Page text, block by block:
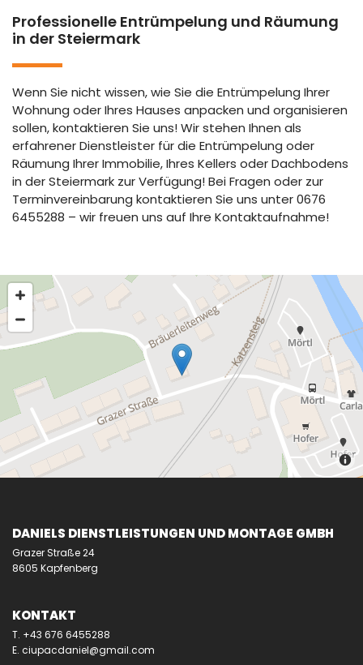
Professionelle Entrümpelung und Räumung
in der Steiermark
Wenn Sie nicht wissen, wie Sie die Entrümpelung Ihrer
Wohnung oder Ihres Hauses anpacken und organisieren
sollen, kontaktieren Sie uns! Wir stehen Ihnen als
erfahrener Dienstleister für die Entrümpelung oder
Räumung Ihrer Immobilie, Ihres Kellers oder Dachbodens
in der Steiermark zur Verfügung! Bei Fragen oder zur
Terminvereinbarung kontaktieren Sie uns unter 0676
6455288 – wir freuen uns auf Ihre Kontaktaufnahme!
DANIELS DIENSTLEISTUNGEN UND MONTAGE GMBH
Grazer Straße 24
8605 Kapfenberg
KONTAKT
T. +43 676 6455288
E. ciupacdaniel@gmail.com